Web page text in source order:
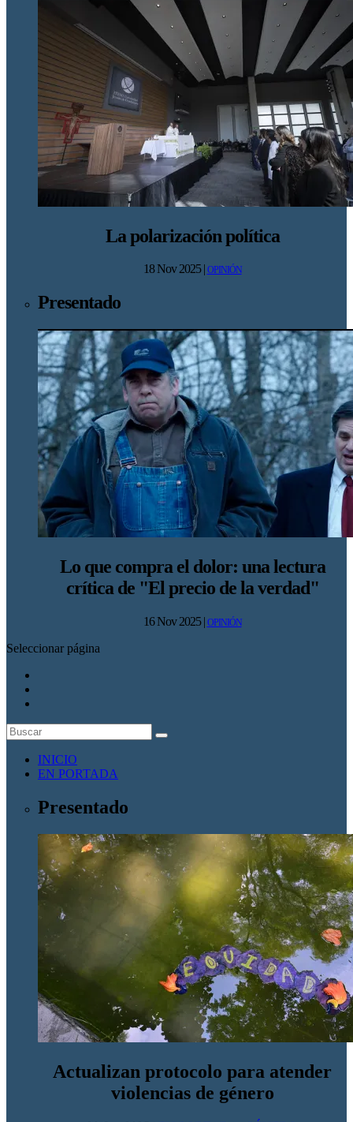
La polarización política
18 Nov 2025| OPINIÓN
Presentado
Lo que compra el dolor: una lectura
crítica de "El precio de la verdad"
16 Nov 2025| OPINIÓN
Seleccionar página
INICIO
EN PORTADA
Presentado
Actualizan protocolo para atender
violencias de género